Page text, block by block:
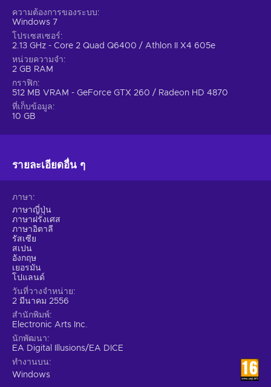
ความต้องการของระบบ
Windows 7
โปรเซสเซอร์
2.13 GHz - Core 2 Quad Q6400 / Athlon II X4 605e
หน่วยความจำ
2 GB RAM
กราฟิก
512 MB VRAM - GeForce GTX 260 / Radeon HD 4870
ที่เก็บข้อมูล
10 GB
รายละเอียดอื่น ๆ
ภาษา
ภาษาญี่ปุ่น
ภาษาฝรั่งเศส
ภาษาอิตาลี
รัสเซีย
สเปน
อังกฤษ
เยอรมัน
โปแลนด์
วันที่วางจำหน่าย
2 มีนาคม 2556
สำนักพิมพ์
Electronic Arts Inc.
นักพัฒนา
EA Digital Illusions/EA DICE
ทำงานบน
Windows